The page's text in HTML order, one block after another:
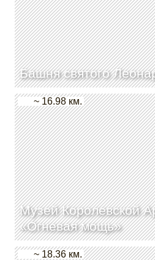
Башня святого
Музей Королевской
«Огневая мощь»
~ 16.98 км.
~ 18.36 км.